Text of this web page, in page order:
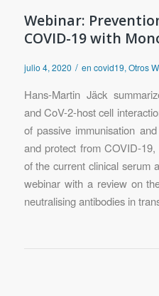
Webinar:
COVID-19 with
julio 4, 2020 / en covid19,Otros
Hans-Martin Jäck
and CoV-2-host cell
of passive immunisation
and protect from COVID-
of the current clinical serum
webinar with a review on
neutralising antibodies in